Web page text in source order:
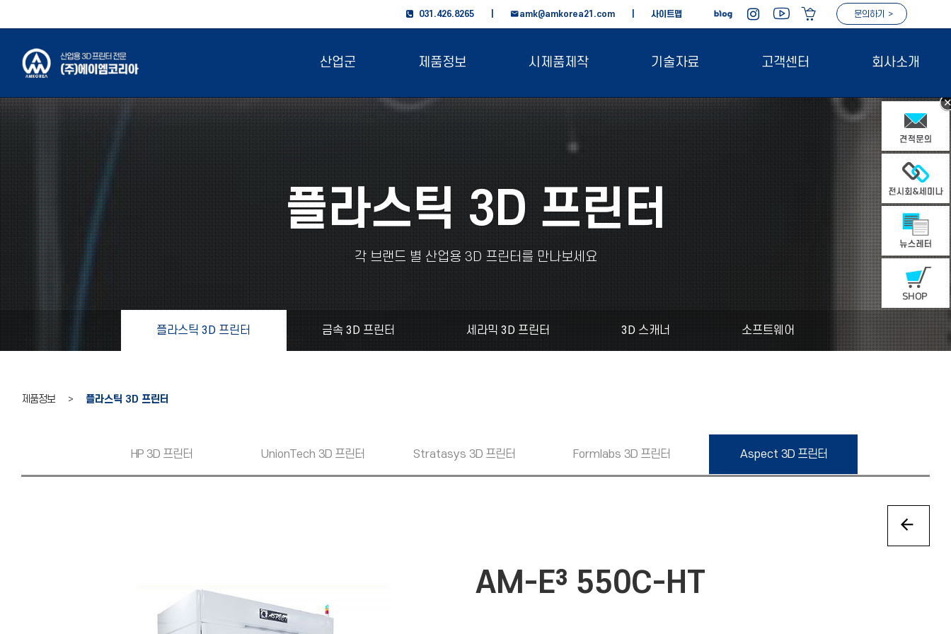
031.426.8265 | amk@amkorea21.com 사이트맵 문의하기 >
산업군 제품정보 시제품제작 기술자료 고객센터 회사소개
플라스틱 3D 프린터
각 브랜드 별 산업용 3D 프린터를 만나보세요
플라스틱 3D 프린터 금속 3D 프린터 세라믹 3D 프린터 3D 스캐너 소프트웨어
제품정보 > 플라스틱 3D 프린터
HP 3D 프린터 UnionTech 3D 프린터 Stratasys 3D 프린터 Formlabs 3D 프린터 Aspect 3D 프린터
AM-E³ 550C-HT